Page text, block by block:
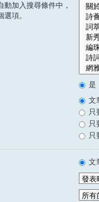
加入搜尋條件中，
項。
是
文
只
只
只
文